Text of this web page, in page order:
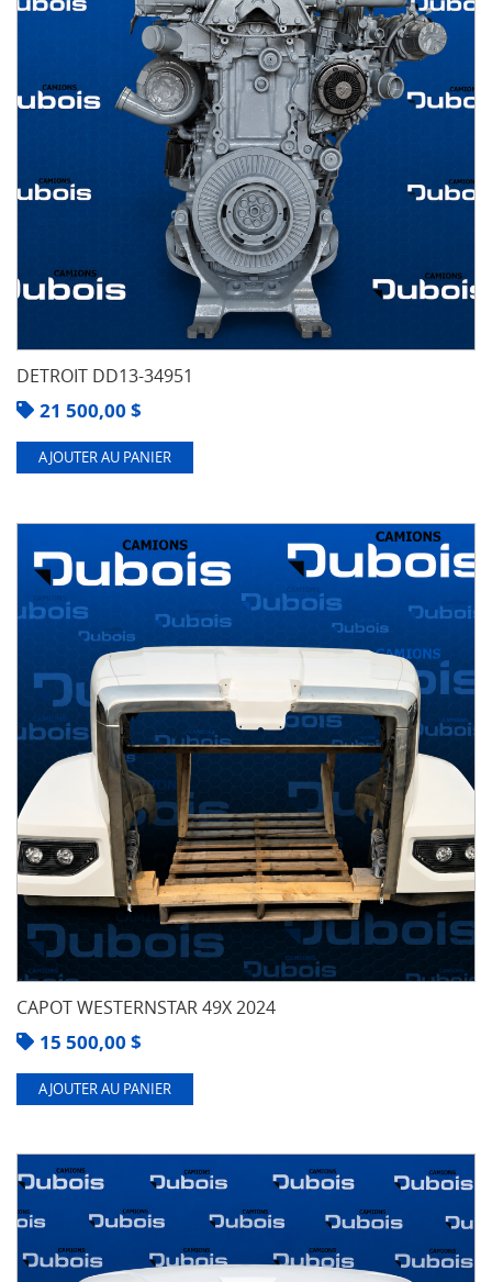
DETROIT DD13-34951
21 500,00 $
AJOUTER AU PANIER
CAPOT WESTERNSTAR 49X 2024
15 500,00 $
AJOUTER AU PANIER